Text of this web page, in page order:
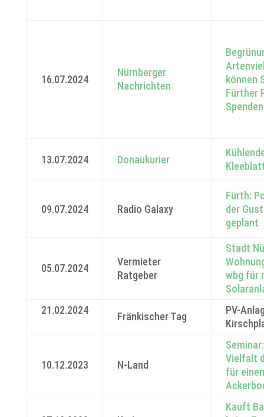
16.07.2024
Nürnberger
Nachrichten
können
Fürther
13.07.2024 Donaukurier
09.07.2024 Radio Galaxy
Fürth:
der
geplant
05.07.2024
Vermieter
Ratgeber
Stadt
wbg für
21.02.2024
Fränkischer Tag
PV-
10.12.2023 N-Land
Vielfalt
für
Kauft